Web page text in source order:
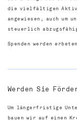
die vielfältigen
angewiesen, auch um
steuerlich
Spenden werden
Werden Sie
Um längerfristige
bauen wir auf einen